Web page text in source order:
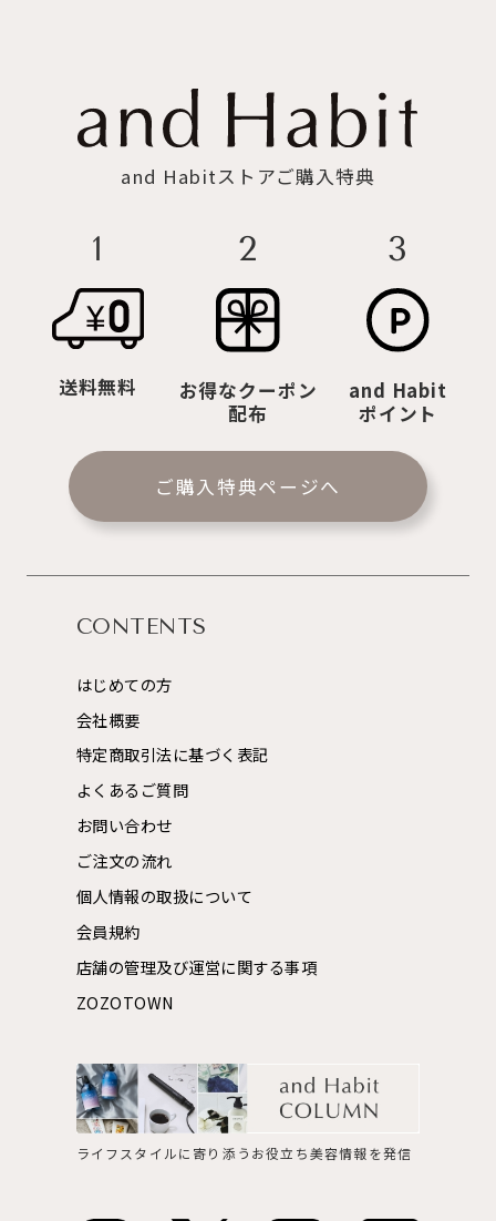
and Habitストアご購入特典
1
送料無料
2
お得なクーポン
配布
3
and Habit
ポイント
ご購入特典ページへ
CONTENTS
はじめての方
会社概要
特定商取引法に基づく表記
よくあるご質問
お問い合わせ
ご注文の流れ
個人情報の取扱について
会員規約
店舗の管理及び運営に関する事項
ZOZOTOWN
ライフスタイルに寄り添うお役立ち美容情報を発信